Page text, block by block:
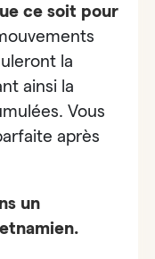
ce soit pour
la
ainsi la
Vous
après
un